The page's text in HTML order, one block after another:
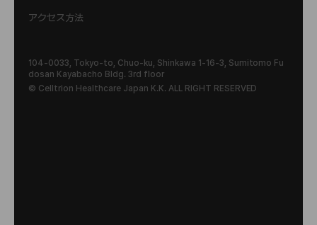
アクセス方法
104-0033, Tokyo-to, Chuo-ku, Shinkawa 1-16-3, Sumitomo Fu
dosan Kayabacho Bldg. 3rd floor
© Celltrion Healthcare Japan K.K. ALL RIGHT RESERVED